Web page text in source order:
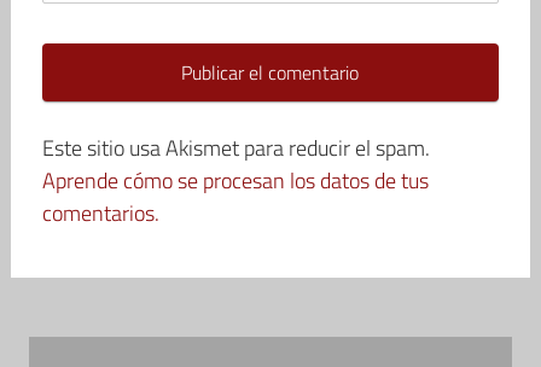
Este sitio usa Akismet para reducir el spam.
Aprende cómo se procesan los datos de tus
comentarios.